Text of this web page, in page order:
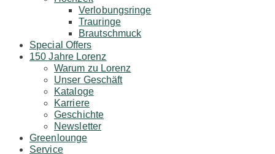
Verlobungsringe
Trauringe
Brautschmuck
Special Offers
150 Jahre Lorenz
Warum zu Lorenz
Unser Geschäft
Kataloge
Karriere
Geschichte
Newsletter
Greenlounge
Service